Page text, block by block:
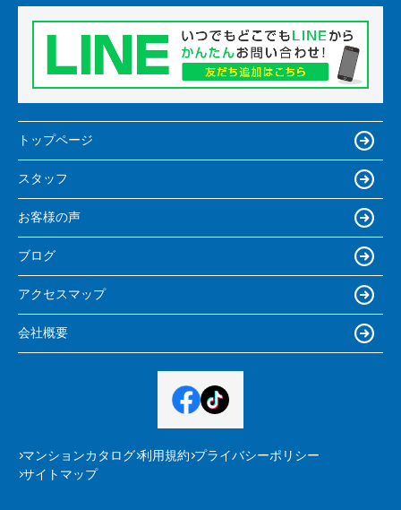
トップページ
スタッフ
お客様の声
ブログ
アクセスマップ
会社概要
マンションカタログ 利用規約 プライバシーポリシー
サイトマップ